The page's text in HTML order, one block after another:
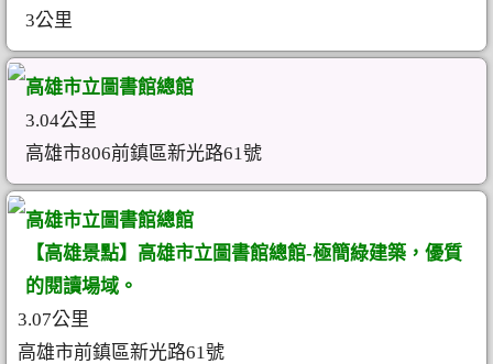
3公里
高雄市立圖書館總館
3.04公里
高雄市806前鎮區新光路61號
高雄市立圖書館總館
【高雄景點】高雄市立圖書館總館-極簡綠建築，優質
的閱讀場域。
3.07公里
高雄市前鎮區新光路61號